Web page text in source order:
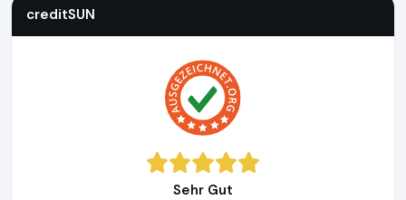
creditSUN
Sehr Gut